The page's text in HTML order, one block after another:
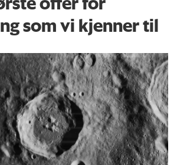
som vi kjenner til